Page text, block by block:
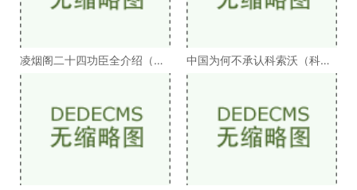
凌烟阁二十四功臣全介绍（凌
烟阁二十四功臣排
中国为何不承认科索沃（科索
沃为何不被承认）